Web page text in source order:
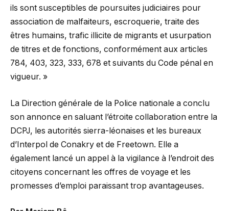
ils sont susceptibles de poursuites judiciaires pour
association de malfaiteurs, escroquerie, traite des
êtres humains, trafic illicite de migrants et usurpation
de titres et de fonctions, conformément aux articles
784, 403, 323, 333, 678 et suivants du Code pénal en
vigueur. »
La Direction générale de la Police nationale a conclu
son annonce en saluant l’étroite collaboration entre la
DCPJ, les autorités sierra-léonaises et les bureaux
d’Interpol de Conakry et de Freetown. Elle a
également lancé un appel à la vigilance à l’endroit des
citoyens concernant les offres de voyage et les
promesses d’emploi paraissant trop avantageuses.